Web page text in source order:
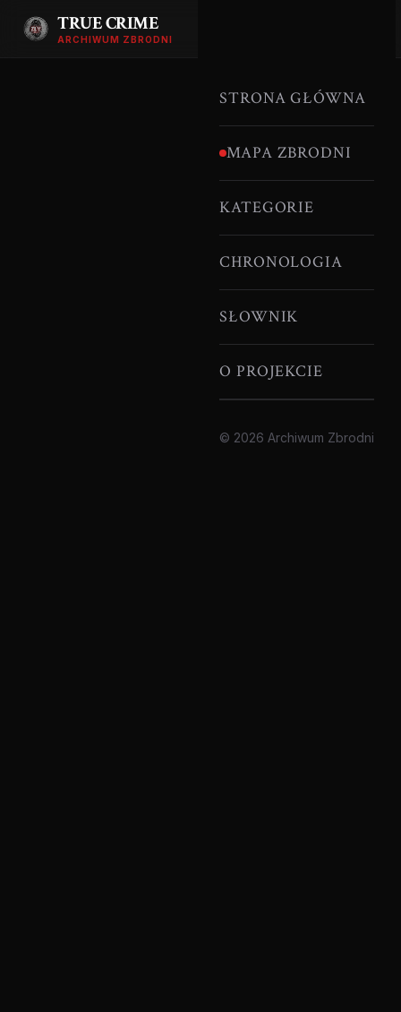
TRUE CRIME
ARCHIWUM ZBRODNI
STRONA GŁÓWNA
MAPA ZBRODNI
KATEGORIE
CHRONOLOGIA
SŁOWNIK
O PROJEKCIE
© 2026 Archiwum Zbrodni